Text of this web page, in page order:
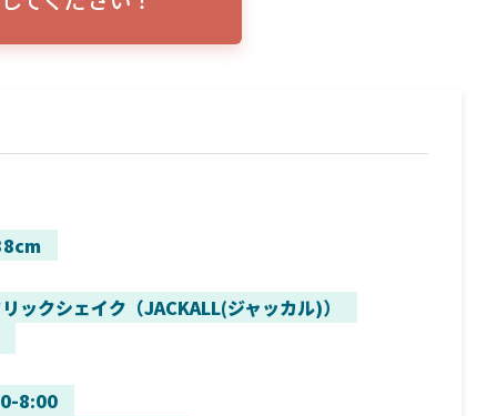
ックシェイク（JACKALL(ジャッカル)）
8:00
ショ
ローランス イーグルアイ（EAGLE EYE）イ
ンプレ！ガーミンとの比較も併せてご説明い
たします